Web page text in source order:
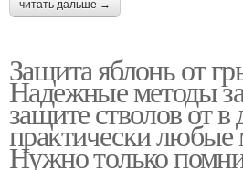
читать дальше →
Защита яблонь от
Надежные методы
защите стволов от в
практически любые
Нужно только